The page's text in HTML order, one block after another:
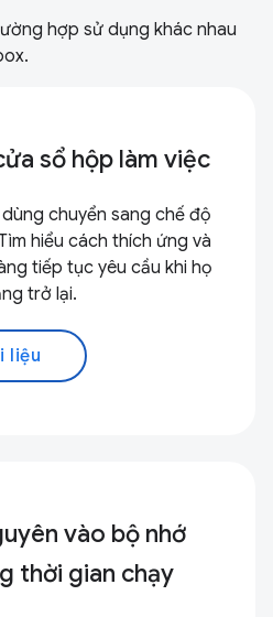
hợp sử dụng khác nhau
sổ hộp làm việc
chuyển sang chế độ
hiểu cách thích ứng và
tiếp tục yêu cầu khi họ
trở lại.
liệu
vào bộ nhớ
thời gian chạy